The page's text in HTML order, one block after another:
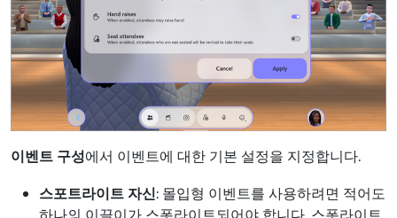
이벤트 구성에서 이벤트에 대한 기본 설정을 지정합니다.
스포트라이트 자신: 몰입형 이벤트를 사용하려면 적어도
하나의 이끌이가 스폿라이트되어야 합니다. 스폿라이트